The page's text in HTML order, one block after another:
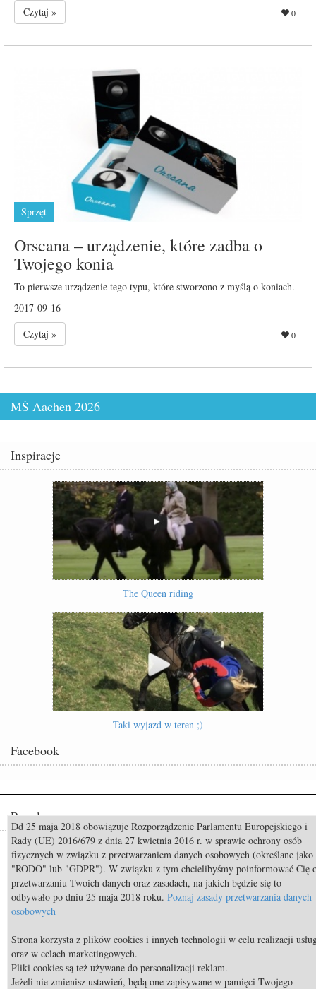
Czytaj »
0
Sprzęt
Orscana – urządzenie, które zadba o
Twojego konia
To pierwsze urządzenie tego typu, które stworzono z myślą o koniach.
2017-09-16
Czytaj »
0
MŚ Aachen 2026
Inspiracje
The Queen riding
Taki wyjazd w teren ;)
Facebook
Popularne
Odszedł Monty Roberts – człowiek, który nauczył świat słuchać koni
Constable FRH (Contendro I x Diarado) sprzedany do USA
Mistrzostwa Świata Aachen 2026: Już za 50 dni rozpocznie się walka o
medale!
TOP 9 najdroższych koni świata
Body Condition Scoring, czyli metoda oceny kondycji konia
Dd 25 maja 2018 obowiązuje Rozporządzenie Parlamentu Europejskiego i
Rady (UE) 2016/679 z dnia 27 kwietnia 2016 r. w sprawie ochrony osób
fizycznych w związku z przetwarzaniem danych osobowych (określane jako
"RODO" lub "GDPR"). W związku z tym chcielibyśmy poinformować Cię
przetwarzaniu Twoich danych oraz zasadach, na jakich będzie się to
odbywało po dniu 25 maja 2018 roku. Poznaj zasady przetwarzania danych
osobowych
Strona korzysta z plików cookies i innych technologii w celu realizacji
oraz w celach marketingowych.
Pliki cookies są też używane do personalizacji reklam.
Jeżeli nie zmienisz ustawień, będą one zapisywane w pamięci Twojego